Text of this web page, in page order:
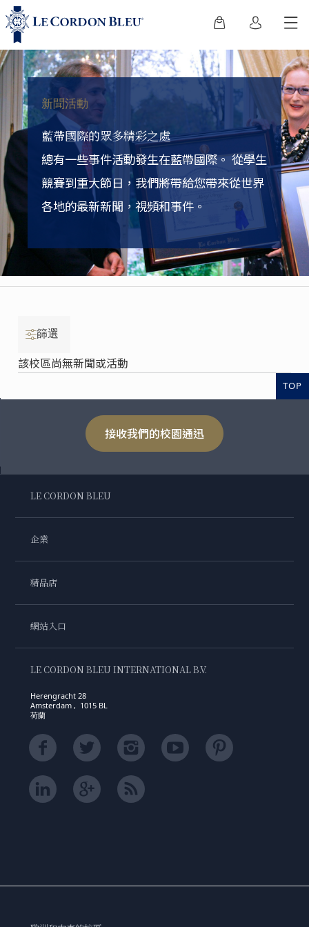
新聞活動
藍帶國際的眾多精彩之處
總有一些事件活動發生在藍帶國際。從學生
競賽到重大節日，我們將帶給您帶來從世界
各地的最新新聞，視頻和事件。
篩選
該校區尚無新聞或活動
TOP
接收我們的校園通迅
LE CORDON BLEU
企業
精品店
網站入口
LE CORDON BLEU INTERNATIONAL B.V.
Herengracht 28
Amsterdam , 1015 BL
荷蘭